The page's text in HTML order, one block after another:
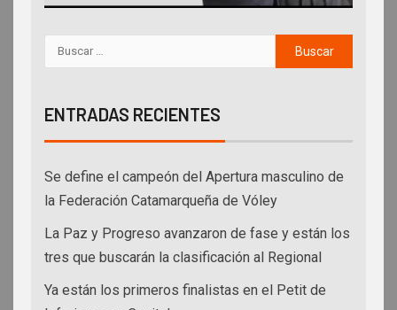
ENTRADAS RECIENTES
Se define el campeón del Apertura masculino de
la Federación Catamarqueña de Vóley
La Paz y Progreso avanzaron de fase y están los
tres que buscarán la clasificación al Regional
Ya están los primeros finalistas en el Petit de